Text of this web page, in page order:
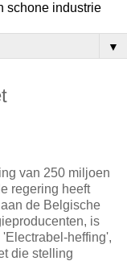
schone industrie
▼
van 250 miljoen
regering heeft
de Belgische
is
heffing',
die stelling